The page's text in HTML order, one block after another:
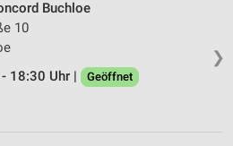
❯
Buchloe
10
18:30 Uhr |
Geöffnet